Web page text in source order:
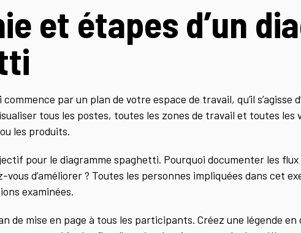
et étapes d’un
par un plan de votre espace de travail, qu’il s’agisse
tous les postes, toutes les zones de travail et toutes les
les produits.
pour le diagramme spaghetti. Pourquoi documenter les flux
vous d’améliorer ? Toutes les personnes impliquées dans cet
examinées.
de mise en page à tous les participants. Créez une légende